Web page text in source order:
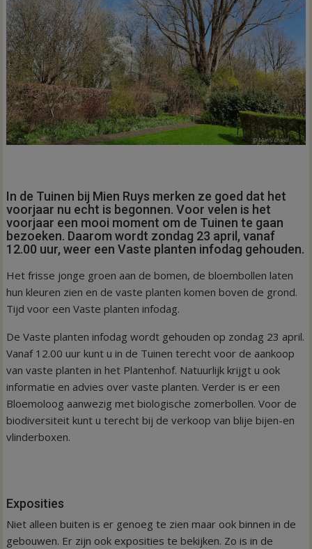
In de Tuinen bij Mien Ruys merken ze goed dat het
voorjaar nu echt is begonnen. Voor velen is het
voorjaar een mooi moment om de Tuinen te gaan
bezoeken. Daarom wordt zondag 23 april, vanaf
12.00 uur, weer een Vaste planten infodag gehouden.
Het frisse jonge groen aan de bomen, de bloembollen laten
hun kleuren zien en de vaste planten komen boven de grond.
Tijd voor een Vaste planten infodag.
De Vaste planten infodag wordt gehouden op zondag 23 april.
Vanaf 12.00 uur kunt u in de Tuinen terecht voor de aankoop
van vaste planten in het Plantenhof. Natuurlijk krijgt u ook
informatie en advies over vaste planten. Verder is er een
Bloemoloog aanwezig met biologische zomerbollen. Voor de
biodiversiteit kunt u terecht bij de verkoop van blije bijen-en
vlinderboxen.
Exposities
Niet alleen buiten is er genoeg te zien maar ook binnen in de
gebouwen. Er zijn ook exposities te bekijken. Zo is in de